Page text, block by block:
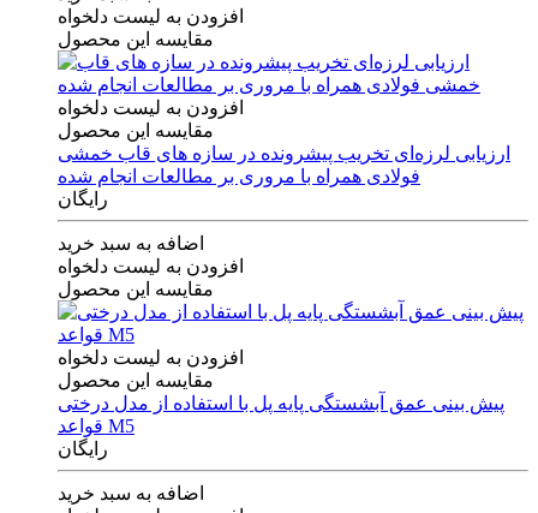
افزودن به لیست دلخواه
مقایسه این محصول
افزودن به لیست دلخواه
مقایسه این محصول
ارزیابی لرزه‌ای تخریب پیشرونده در سازه های قاب خمشی
فولادی همراه با مروری بر مطالعات انجام شده
رایگان
اضافه به سبد خرید
افزودن به لیست دلخواه
مقایسه این محصول
افزودن به لیست دلخواه
مقایسه این محصول
پیش بینی عمق آبشستگی پایه پل با استفاده از مدل درختی
قواعد M5
رایگان
اضافه به سبد خرید